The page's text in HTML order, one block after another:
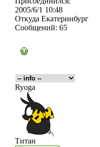
2005/6/1 10:48
Откуда Екатеринбург
Сообщений: 65
Ryoga
Титан